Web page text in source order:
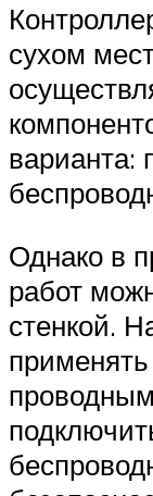
сухом
варианта:
Однако в
работ
стенкой.